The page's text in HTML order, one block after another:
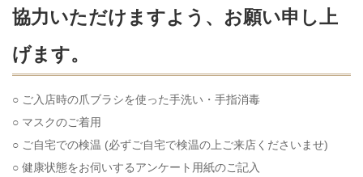
協力いただけますよう、お願い申し上
げます。
○ ご入店時の爪ブラシを使った手洗い・手指消毒
○ マスクのご着用
○ ご自宅での検温 (必ずご自宅で検温の上ご来店くださいませ)
○ 健康状態をお伺いするアンケート用紙のご記入